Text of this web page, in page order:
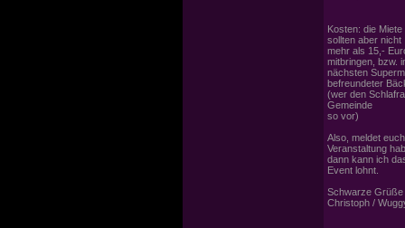
Kosten: die
sollten aber nicht
mehr als 15,-
mitbringen, bzw.
nächsten
befreundeter
(wer den
Gemeinde
so vor)
Also, meldet
Veranstaltung
dann kann ich
Event lohnt.
Schwarze Grüße
Christoph /